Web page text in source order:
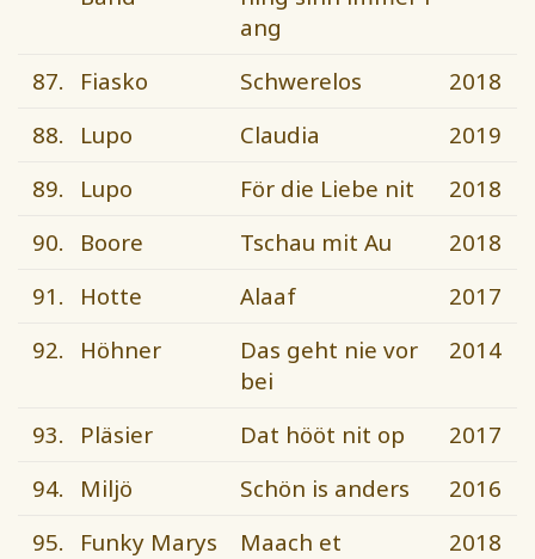
ang
87. Fiasko Schwerelos
2018
88.
Lupo Claudia
2019
89.
Lupo För die Liebe nit
2018
90.
Boore Tschau mit Au
2018
91.
Hotte Alaaf
2017
92.
Höhner
Das geht nie vor
bei
2014
93. Pläsier Dat hööt nit op
2017
94.
Miljö Schön is anders
2016
95.
Funky Marys Maach et
2018